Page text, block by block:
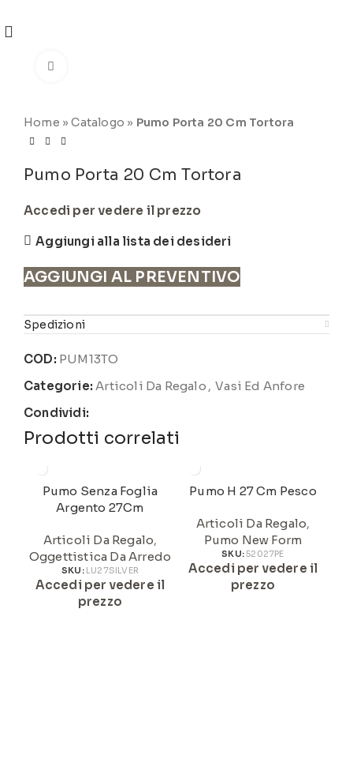
Home »Catalogo » Pumo Porta 20 Cm Tortora
Pumo Porta 20 Cm Tortora
Accedi per vedere il prezzo
Aggiungi alla lista dei desideri
AGGIUNGI AL PREVENTIVO
Spedizioni
COD: PUM13TO
Categorie: Articoli Da Regalo , Vasi Ed Anfore
Condividi:
Prodotti correlati
Pumo Senza Foglia
Argento 27Cm
Articoli Da Regalo,
Oggettistica Da Arredo
SKU: LU27SILVER
Accedi per vedere il
prezzo
Pumo H 27 Cm Pesco
Articoli Da Regalo,
Pumo New Form
SKU:52027PE
Accedi per vedere il
prezzo